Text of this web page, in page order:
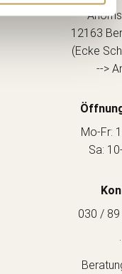
12163
(Ecke
-->
Mo-Fr:
Sa:
030 /